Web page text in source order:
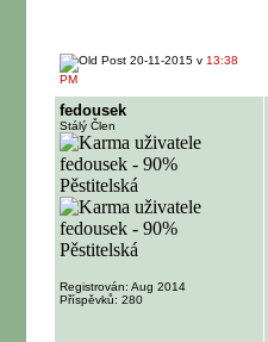
20-11-2015 v 13:38
PM
fedousek
Stálý Člen
Registrován: Aug 2014
Příspěvků: 280